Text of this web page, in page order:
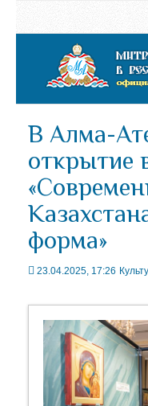
В Алма-
открытие
форма»
23.04.2025, 17:26